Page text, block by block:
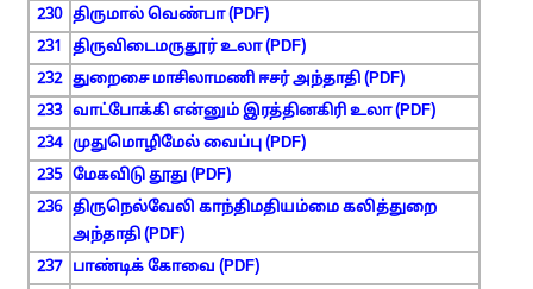
230 திருமால் வெண்பா (PDF)
231
திருவிடைமருதூர் உலா (PDF)
232 துறைசை மாசிலாமணி ஈசர் அந்தாதி (PDF)
233 வாட்போக்கி என்னும் இரத்தினகிரி உலா (PDF)
234 முதுமொழிமேல் வைப்பு (PDF)
235 மேகவிடு தூது (PDF)
236 திருநெல்வேலி காந்திமதியம்மை கலித்துறை
அந்தாதி (PDF)
237
பாண்டிக் கோவை (PDF)